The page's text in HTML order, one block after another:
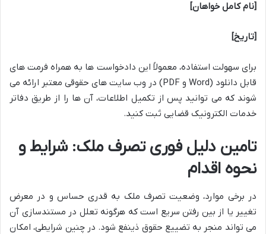
[نام کامل خواهان]
[تاریخ]
برای سهولت استفاده، معمولاً این دادخواست ها به همراه فرمت های
قابل دانلود (Word و PDF) در وب سایت های حقوقی معتبر ارائه می
شوند که می توانید پس از تکمیل اطلاعات، آن ها را از طریق دفاتر
خدمات الکترونیک قضایی ثبت کنید.
تامین دلیل فوری تصرف ملک: شرایط و
نحوه اقدام
در برخی موارد، وضعیت تصرف ملک به قدری حساس و در معرض
تغییر یا از بین رفتن سریع است که هرگونه تعلل در مستندسازی آن
می تواند منجر به تضییع حقوق ذینفع شود. در چنین شرایطی، امکان